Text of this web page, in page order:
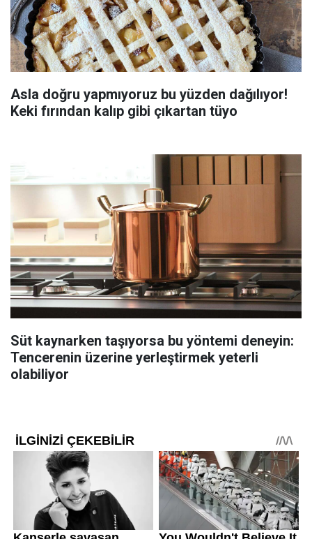
Asla doğru yapmıyoruz bu yüzden dağılıyor!
Keki fırından kalıp gibi çıkartan tüyo
Süt kaynarken taşıyorsa bu yöntemi deneyin:
Tencerenin üzerine yerleştirmek yeterli
olabiliyor